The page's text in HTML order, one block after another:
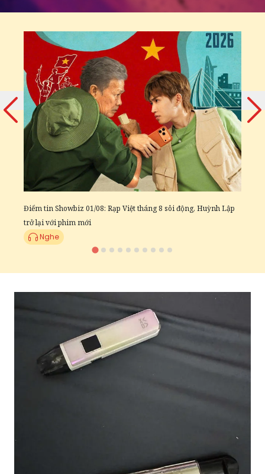
Điểm tin Showbiz 01/08: Rạp Việt tháng 8 sôi động, Huỳnh Lập
trở lại với phim mới
Nghe